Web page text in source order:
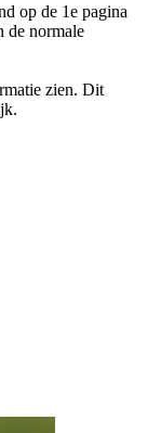
op de 1e pagina
de normale
zien. Dit